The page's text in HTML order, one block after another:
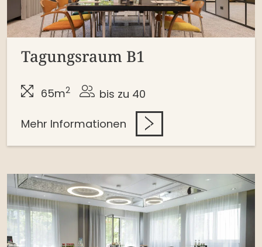
Tagungsraum B1
65m2 bis zu 40
Mehr Informationen